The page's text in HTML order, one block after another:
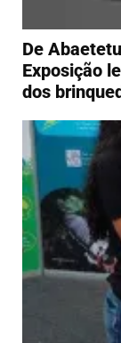
De
Exposição
dos